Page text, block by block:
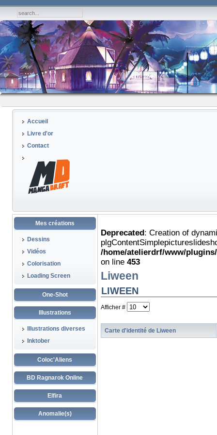
Accueil
Livre d'or
Contact
Mes créations
Dessins
Vidéos
Colorisation
Loading Screen
One-Shot
Illustrations
Illustrations diverses
Inktober
Coloc'Aliens
BD Ragnarok Online
Elfira
Anomalie(s)
Deprecated: Creation of
/home/atelierdrf/www/
on line 453
Liween
LIWEEN
Afficher #
Carte d'identité de Liween